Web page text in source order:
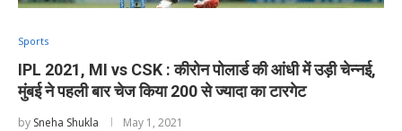
Sports
IPL 2021, MI vs CSK : कीरोन पोलार्ड की आंधी में उड़ी चेन्नई,
मुंबई ने पहली बार चेज किया 200 से ज्यादा का टारगेट
by Sneha Shukla May 1, 2021